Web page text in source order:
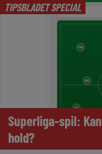
TIPSBLADET SPECIAL
Superliga-spil:
hold?